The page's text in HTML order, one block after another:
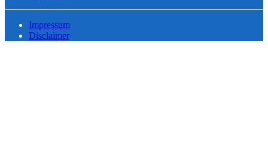
Impressum
Disclaimer